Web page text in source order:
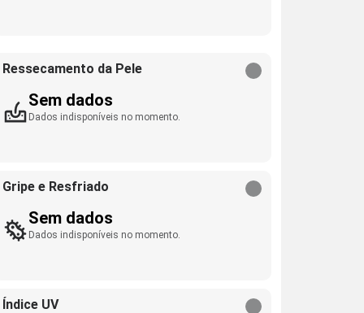
Ressecamento da Pele
Sem dados
Dados indisponíveis no momento.
Gripe e Resfriado
Sem dados
Dados indisponíveis no momento.
Índice UV